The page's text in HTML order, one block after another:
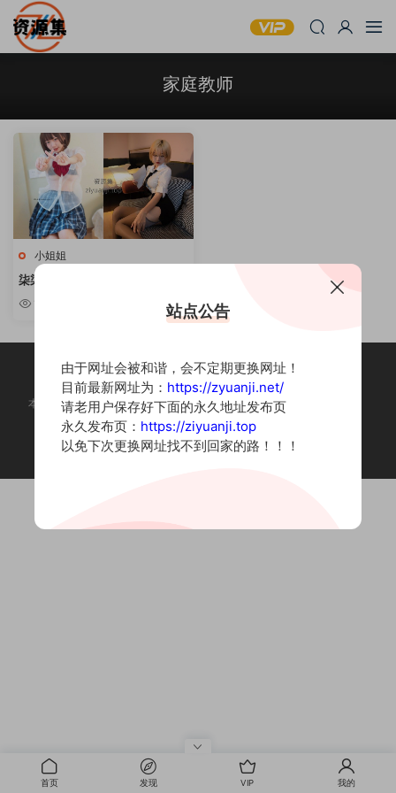
家庭教师
小姐姐
柒柒要乖哦 – 精品摄影作品合集
[持续更新]
本站为摄影写真图片网站，内容来自网络收集整理，仅作个人学习使用。
如有违法内容请联系删除
Copyright © 2022 资源集
首页 发现 VIP 我的
站点公告
由于网址会被和谐，会不定期更换网址！
目前最新网址为： https://zyuanji.net/
请老用户保存好下面的永久地址发布页
永久发布页： https://ziyuanji.top
以免下次更换网址找不到回家的路！！！